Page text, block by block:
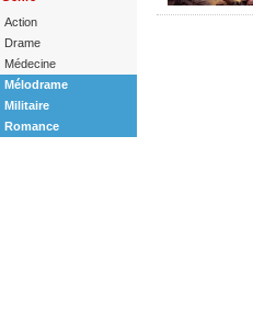
Action
Drame
Médecine
Mélodrame
Militaire
Romance